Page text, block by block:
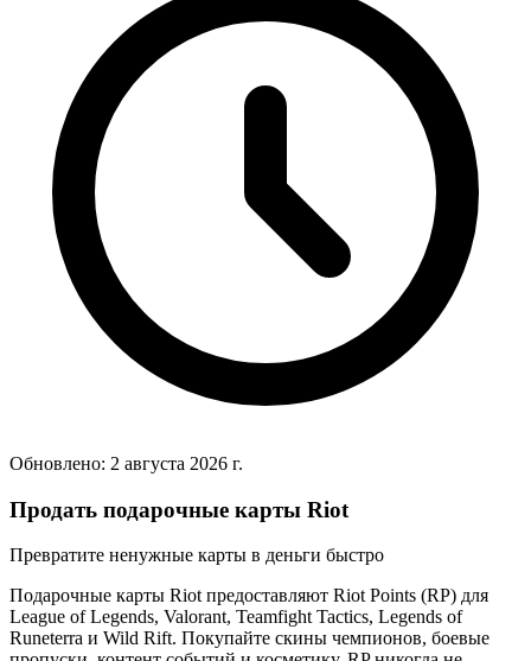
Обновлено: 2 августа 2026 г.
Продать подарочные карты Riot
Превратите ненужные карты в деньги быстро
Подарочные карты Riot предоставляют Riot Points (RP) для
League of Legends, Valorant, Teamfight Tactics, Legends of
Runeterra и Wild Rift. Покупайте скины чемпионов, боевые